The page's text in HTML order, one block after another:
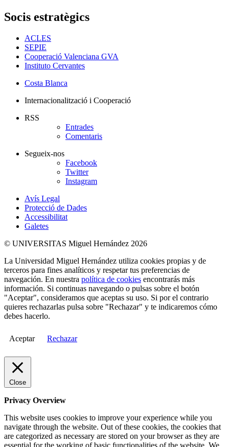
Socis estratègics
ACLES
SEPIE
Cooperació Valenciana GVA
Instituto Cervantes
Costa Blanca
Internacionalització i Cooperació
RSS
Entrades
Comentaris
Segueix-nos
Facebook
Twitter
Instagram
Avís Legal
Protecció de Dades
Accessibilitat
Galetes
© UNIVERSITAS Miguel Hernández 2026
La Universidad Miguel Hernández utiliza cookies propias y de
terceros para fines analíticos y respetar tus preferencias de
navegación. En nuestra política de cookies encontrarás más
información. Si continuas navegando o pulsas sobre el botón
"Aceptar", consideramos que aceptas su uso. Si por el contrario
quieres rechazarlas pulsa sobre "Rechazar" y te indicaremos cómo
debes hacerlo.
Aceptar Rechazar
Close
Privacy Overview
This website uses cookies to improve your experience while you
navigate through the website. Out of these cookies, the cookies that
are categorized as necessary are stored on your browser as they are